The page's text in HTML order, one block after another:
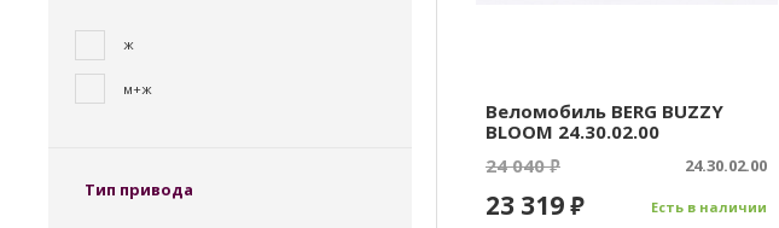
ж
м+ж
Тип привода
Веломобиль BERG BUZZY
BLOOM 24.30.02.00
24 040₽ 24.30.02.00
Есть в наличии
23 319₽